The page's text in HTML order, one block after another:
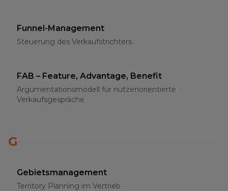
Funnel-Management
Steuerung des Verkaufstrichters
FAB – Feature, Advantage, Benefit
Argumentationsmodell für nutzenorientierte
Verkaufsgespräche
G
Gebietsmanagement
Territory Planning im Vertrieb